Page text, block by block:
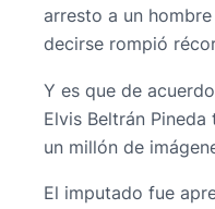
arresto a un
decirse rompió
Y es que de
Elvis Beltrán
un millón de
El imputado fue